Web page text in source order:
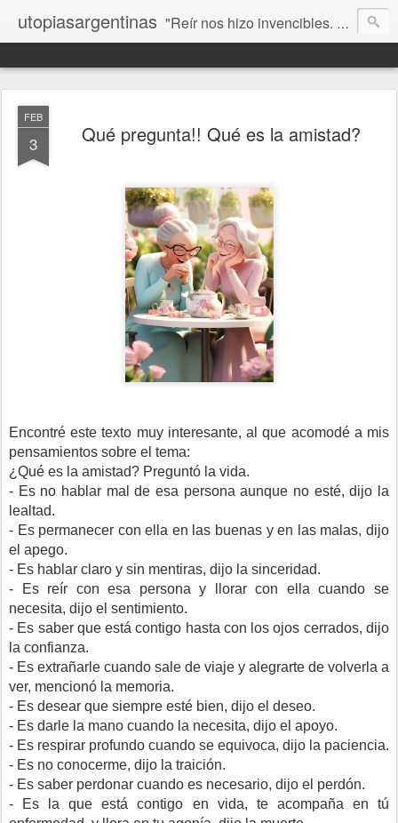
utopiasargentinas "Reír nos hizo invencibles. No como los que siempre ganan, sino como aquellos que no se rinden”. Frida Kahlo
FEB
3 Qué pregunta!! Qué es la amistad?
Encontré este texto muy interesante, al que acomodé a mis
pensamientos sobre el tema:
¿Qué es la amistad? Preguntó la vida.
- Es no hablar mal de esa persona aunque no esté, dijo la
lealtad.
- Es permanecer con ella en las buenas y en las malas, dijo
el apego.
- Es hablar claro y sin mentiras, dijo la sinceridad.
- Es reír con esa persona y llorar con ella cuando se
necesita, dijo el sentimiento.
- Es saber que está contigo hasta con los ojos cerrados, dijo
la confianza.
- Es extrañarle cuando sale de viaje y alegrarte de volverla a
ver, mencionó la memoria.
- Es desear que siempre esté bien, dijo el deseo.
- Es darle la mano cuando la necesita, dijo el apoyo.
- Es respirar profundo cuando se equivoca, dijo la paciencia.
- Es no conocerme, dijo la traición.
- Es saber perdonar cuando es necesario, dijo el perdón.
- Es la que está contigo en vida, te acompaña en tú